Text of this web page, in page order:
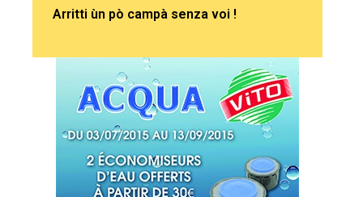
Arritti ùn pò campà senza voi !